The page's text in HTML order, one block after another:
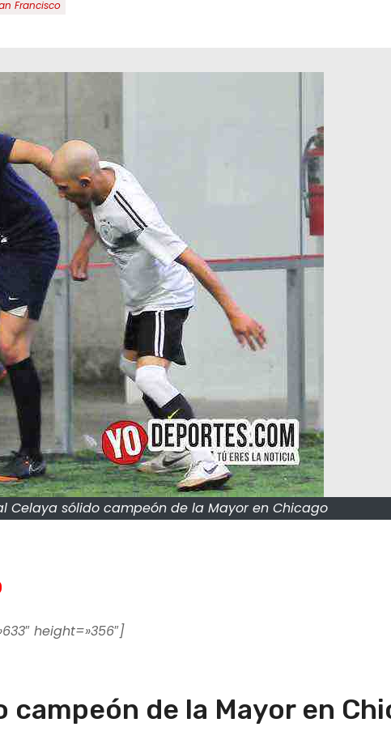
Francisco
Celaya sólido campeón de la Mayor en Chicago
height=»356″]
campeón de la Mayor en